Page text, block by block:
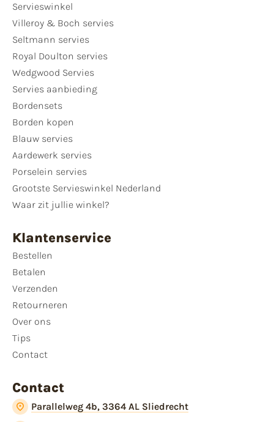
Servieswinkel
Villeroy & Boch servies
Seltmann servies
Royal Doulton servies
Wedgwood Servies
Servies aanbieding
Bordensets
Borden kopen
Blauw servies
Aardewerk servies
Porselein servies
Grootste Servieswinkel Nederland
Waar zit jullie winkel?
Klantenservice
Bestellen
Betalen
Verzenden
Retourneren
Over ons
Tips
Contact
Contact
Parallelweg 4b, 3364 AL Sliedrecht